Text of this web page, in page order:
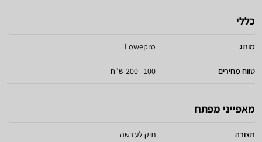
כללי
מותג Lowepro
טווח מחירים 100 - 200 ש"ח
מאפייני מפתח
תצורה תיק לעדשה